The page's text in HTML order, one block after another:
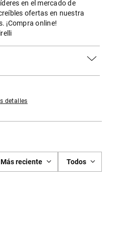
en el mercado de
ofertas en nuestra
¡Compra online!
detalles
Más reciente Todos